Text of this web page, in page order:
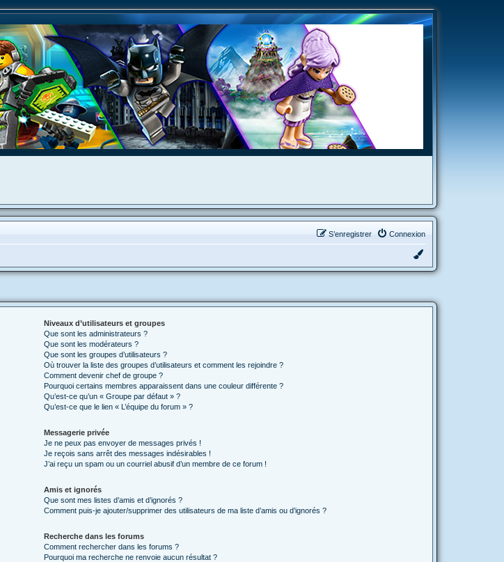
Connexion
S’enregistrer
Niveaux d’utilisateurs et groupes
Que sont les administrateurs ?
Que sont les modérateurs ?
Que sont les groupes d’utilisateurs ?
Où trouver la liste des groupes d’utilisateurs et comment les rejoindre ?
Comment devenir chef de groupe ?
Pourquoi certains membres apparaissent dans une couleur différente ?
Qu’est-ce qu’un « Groupe par défaut » ?
Qu’est-ce que le lien « L’équipe du forum » ?
Messagerie privée
Je ne peux pas envoyer de messages privés !
Je reçois sans arrêt des messages indésirables !
J’ai reçu un spam ou un courriel abusif d’un membre de ce forum !
Amis et ignorés
Que sont mes listes d’amis et d’ignorés ?
Comment puis-je ajouter/supprimer des utilisateurs de ma liste d’amis ou d’ignorés ?
Recherche dans les forums
Comment rechercher dans les forums ?
Pourquoi ma recherche ne renvoie aucun résultat ?